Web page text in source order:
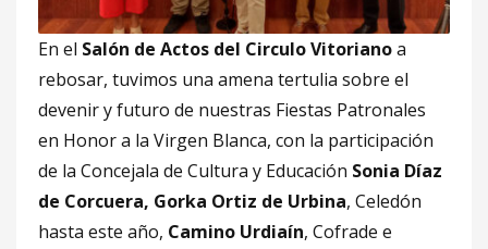
En el Salón de Actos del Circulo Vitorianoa
rebosar, tuvimos una amena tertulia sobre el
devenir y futuro de nuestras Fiestas Patronales
en Honor a la Virgen Blanca, con la participación
de la Concejala de Cultura y Educación Sonia Díaz
de Corcuera, Gorka Ortiz de Urbina, Celedón
hasta este año, Camino Urdiaín, Cofrade e